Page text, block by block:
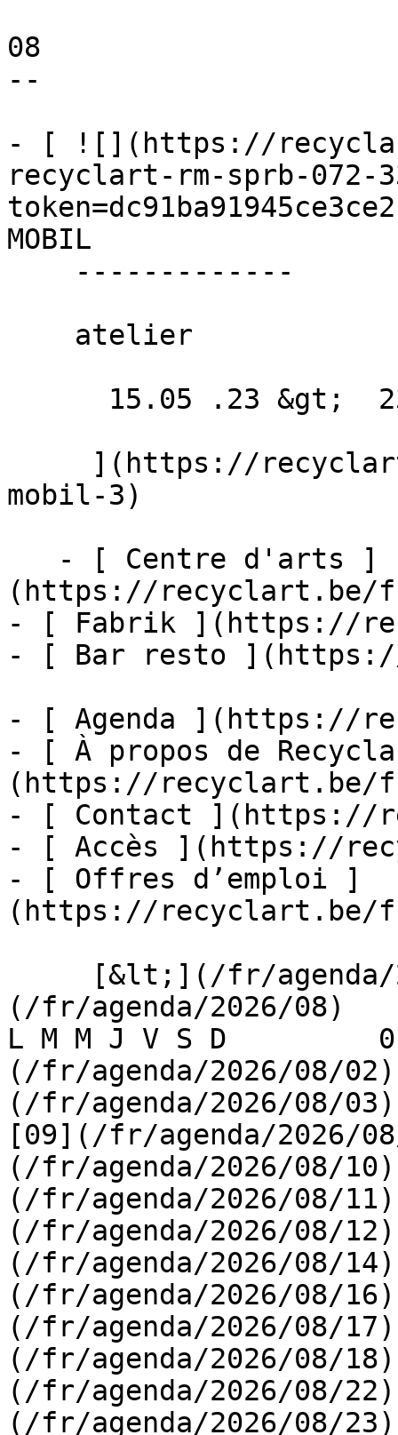
08
--
- [ ![](https://
recyclart-rm-sprb-072-
MOBIL
mobil-3)
(https://recyclart.be/
- [ Fabrik ](https://
- [ Bar resto
- [ Agenda ](https://
- [ À propos de
(https://recyclart.be/
- [ Contact ](https://
- [ Accès ](https://
- [ Offres d’emploi ]
(https://recyclart.be/
(/fr/agenda/2026/08)
L M M J V S D
(/fr/agenda/2026/08/
(/fr/agenda/2026/08/
[09](/fr/agenda/2026/
(/fr/agenda/2026/08/
(/fr/agenda/2026/08/
(/fr/agenda/2026/08/
(/fr/agenda/2026/08/
(/fr/agenda/2026/08/
(/fr/agenda/2026/08/
(/fr/agenda/2026/08/
(/fr/agenda/2026/08/
(/fr/agenda/2026/08/